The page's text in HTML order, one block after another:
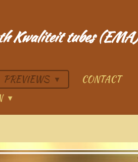
Kwaliteit tubes (EMA)
PREVIEWS CONTACT